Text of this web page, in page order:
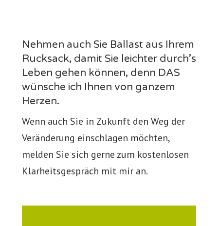
Nehmen auch Sie Ballast aus Ihrem
Rucksack, damit Sie leichter durch’s
Leben gehen können, denn DAS
wünsche ich Ihnen von ganzem
Herzen.
Wenn auch Sie in Zukunft den Weg der
Veränderung einschlagen möchten,
melden Sie sich gerne zum kostenlosen
Klarheitsgespräch mit mir an.